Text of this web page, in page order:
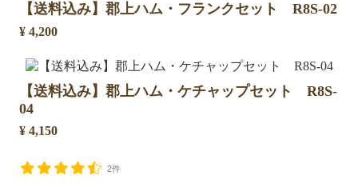
【送料込み】郡上ハム・フランクセット R8S-02
¥ 4,200
【送料込み】郡上ハム・ケチャップセット R8S-
04
¥ 4,150
2件